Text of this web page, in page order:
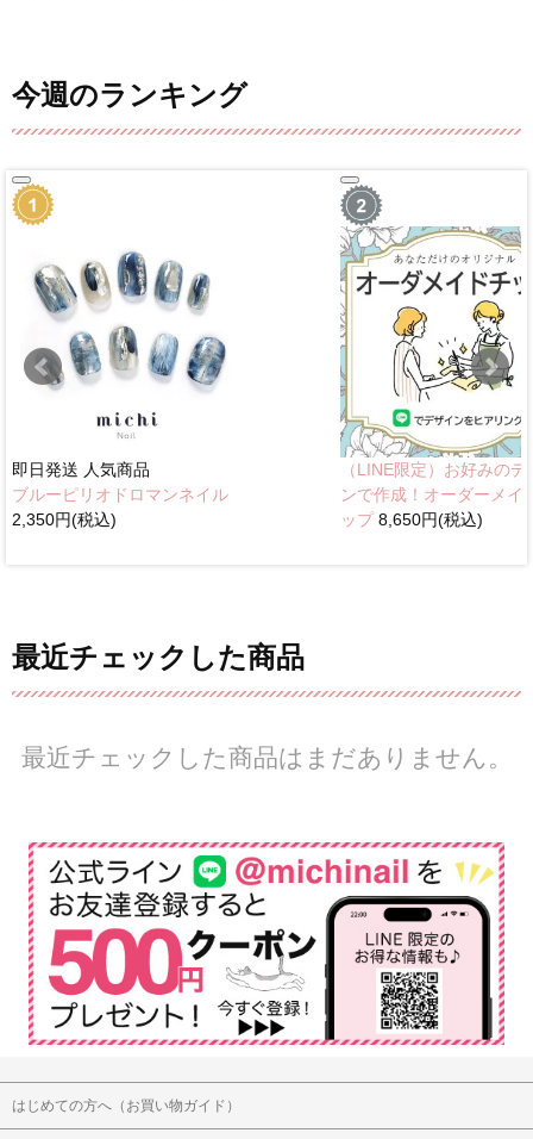
今週のランキング
即日発送 人気商品
ブルーピリオドロマンネイル
2,350円(税込)
（LINE限定）お好みのデ
ンで作成！オーダーメイ
ップ8,650円(税込)
最近チェックした商品
最近チェックした商品はまだありません。
はじめての方へ（お買い物ガイド）